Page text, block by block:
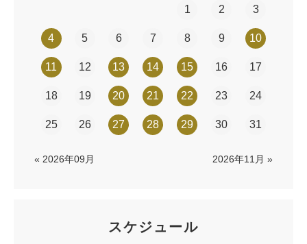
1 2 3
4 5 6 7 8 9 10
11 12 13 14 15 16 17
18 19 20 21 22 23 24
25 26 27 28 29 30 31
« 2026年09月 2026年11月 »
スケジュール